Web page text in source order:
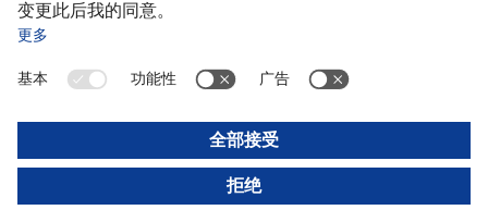
Turkey
OCEANIA